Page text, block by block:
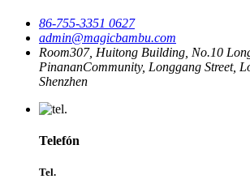
86-755-3351 0627
admin@magicbambu.com
Room307, Huitong Building, No.10
PinananCommunity, Longgang Street,
Shenzhen
Telefón
Tel.